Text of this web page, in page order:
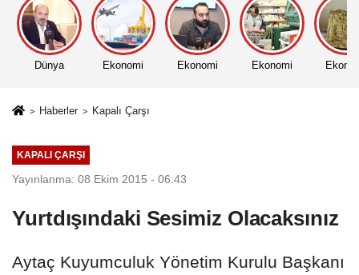
Dünya Ekonomi Ekonomi Ekonomi
Haberler Kapalı Çarşı
KAPALI ÇARŞI
Yayınlanma: 08 Ekim 2015 - 06:43
Yurtdışındaki Sesimiz Olacaksınız
Aytaç Kuyumculuk Yönetim Kurulu Başkanı